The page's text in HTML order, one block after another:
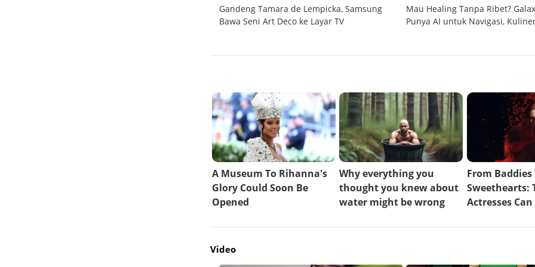
Gandeng Tamara de Lempicka, Samsung
Bawa Seni Art Deco ke Layar TV
Mau Healing Tanpa Ribet?
Punya AI untuk Navigasi,
Video